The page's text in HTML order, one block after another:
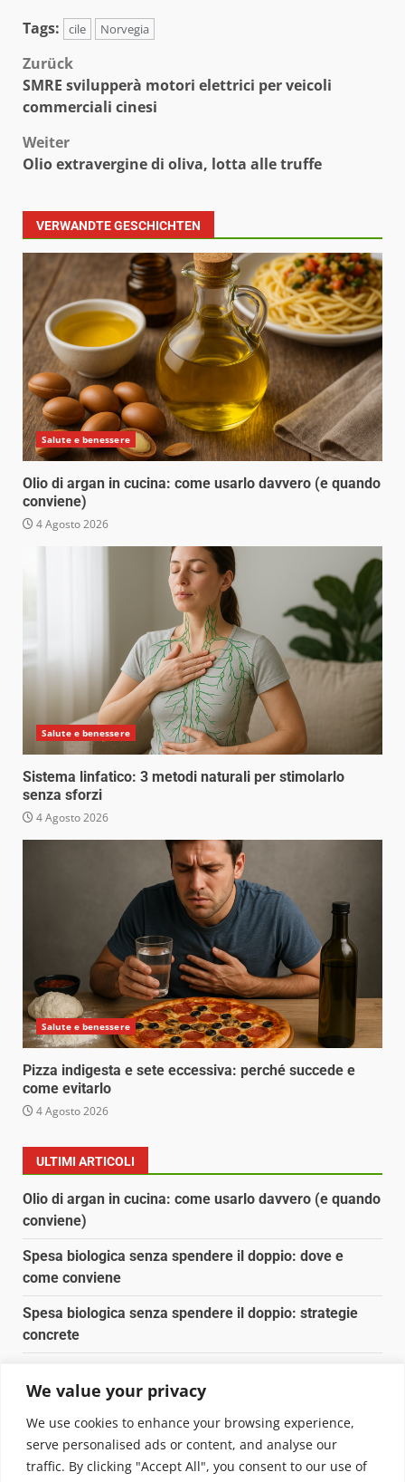
We value your privacy
We use cookies to enhance your browsing experience,
serve personalised ads or content, and analyse our
traffic. By clicking "Accept All", you consent to our use of
Tags: cile Norvegia
Beitragsnavigation
Zurück
SMRE svilupperà motori elettrici per veicoli
commerciali cinesi
Weiter
Olio extravergine di oliva, lotta alle truffe
VERWANDTE GESCHICHTEN
Salute e benessere
Olio di argan in cucina: come usarlo davvero (e quando
conviene)
4 Agosto 2026
Salute e benessere
Sistema linfatico: 3 metodi naturali per stimolarlo
senza sforzi
4 Agosto 2026
Salute e benessere
Pizza indigesta e sete eccessiva: perché succede e
come evitarlo
4 Agosto 2026
ULTIMI ARTICOLI
Olio di argan in cucina: come usarlo davvero (e quando
conviene)
Spesa biologica senza spendere il doppio: dove e
come conviene
Spesa biologica senza spendere il doppio: strategie
concrete
Pulizia naturale della casa: 3 ingredienti che
sostituiscono 10 prodotti chimici